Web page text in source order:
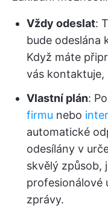
Vždy odeslat:
bude odeslána
Když máte
vás kontaktuje,
Vlastní plán:
firmu nebo
automatické
odesílány v
skvělý způsob,
profesionálové
zprávy.